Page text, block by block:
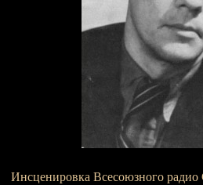
Инсценировка Всесоюзного